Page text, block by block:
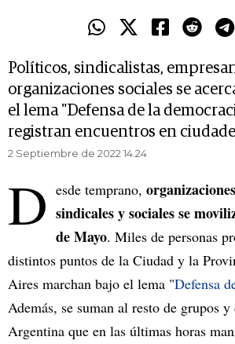
Políticos, sindicalistas,
organizaciones sociales se
el lema "Defensa de la
registran encuentros en
2 Septiembre de 2022 14.24
D esde temprano,
sindicales y sociales se
de Mayo. Miles de personas
distintos puntos de la Ciudad y la
Aires marchan bajo el lema "Defensa
Además, se suman al resto de grupos
Argentina que en las últimas horas